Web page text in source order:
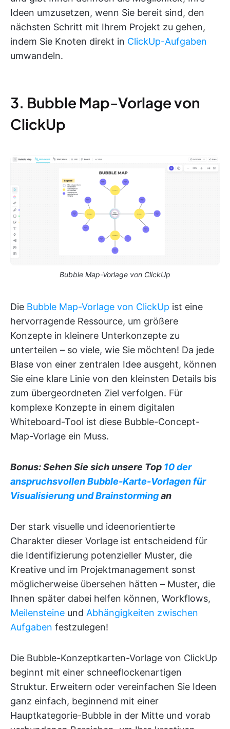
Ideen umzusetzen, wenn Sie bereit sind, den
nächsten Schritt mit Ihrem Projekt zu gehen,
indem Sie Knoten direkt in ClickUp-Aufgaben
umwandeln.
3. Bubble Map-Vorlage von
ClickUp
Bubble Map-Vorlage von ClickUp
Die Bubble Map-Vorlage von ClickUp ist eine
hervorragende Ressource, um größere
Konzepte in kleinere Unterkonzepte zu
unterteilen – so viele, wie Sie möchten! Da jede
Blase von einer zentralen Idee ausgeht, können
Sie eine klare Linie von den kleinsten Details bis
zum übergeordneten Ziel verfolgen. Für
komplexe Konzepte in einem digitalen
Whiteboard-Tool ist diese Bubble-Concept-
Map-Vorlage ein Muss.
Bonus: Sehen Sie sich unsere Top 10 der
anspruchsvollen Bubble-Karte-Vorlagen für
Visualisierung und Brainstormingan
Der stark visuelle und ideenorientierte
Charakter dieser Vorlage ist entscheidend für
die Identifizierung potenzieller Muster, die
Kreative und im Projektmanagement sonst
möglicherweise übersehen hätten – Muster, die
Ihnen später dabei helfen können, Workflows,
Meilensteine und Abhängigkeiten zwischen
Aufgaben festzulegen!
Die Bubble-Konzeptkarten-Vorlage von ClickUp
beginnt mit einer schneeflockenartigen
Struktur. Erweitern oder vereinfachen Sie Ideen
ganz einfach, beginnend mit einer
Hauptkategorie-Bubble in der Mitte und vorab